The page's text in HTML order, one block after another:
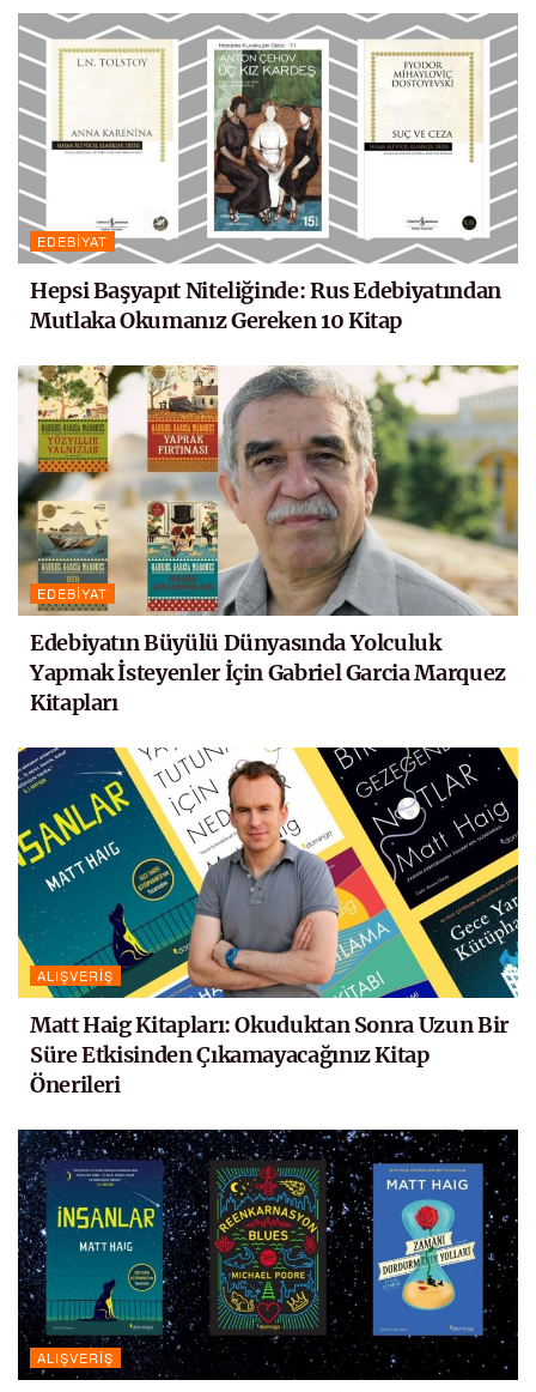
EDEBIYAT
Hepsi Başyapıt Niteliğinde: Rus Edebiyatından
Mutlaka Okumanız Gereken 10 Kitap
EDEBIYAT
Edebiyatın Büyülü Dünyasında Yolculuk
Yapmak İsteyenler İçin Gabriel Garcia Marquez
Kitapları
ALIŞVERIŞ
Matt Haig Kitapları: Okuduktan Sonra Uzun Bir
Süre Etkisinden Çıkamayacağınız Kitap
Önerileri
ALIŞVERIŞ